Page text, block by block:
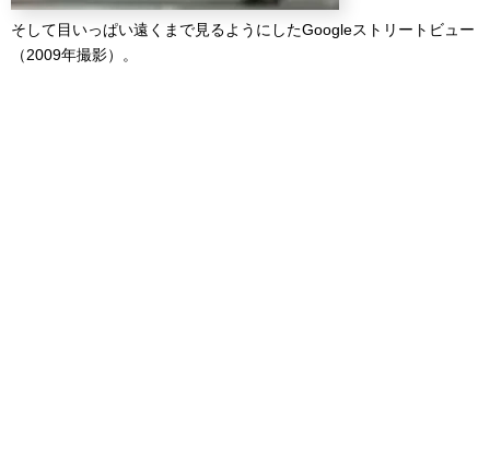
そして目いっぱい遠くまで見るようにしたGoogleストリートビュー
（2009年撮影）。